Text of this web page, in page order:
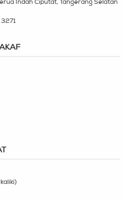
Indah Ciputat, Tangerang Selatan